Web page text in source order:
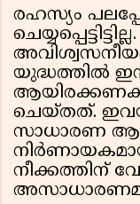
രഹസ്യം
യുദ്ധത്തിൽ
ചെയ്തത്.
സാധാരണ
നീക്കത്തിന്